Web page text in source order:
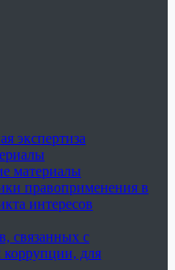
экспертиза
материалы
правоприменения в
интересов
связанных с
коррупции, для